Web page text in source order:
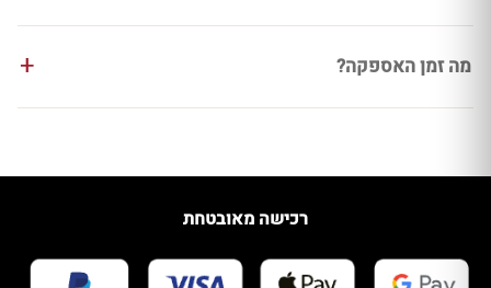
מה זמן האספקה?
רכישה מאובטחת